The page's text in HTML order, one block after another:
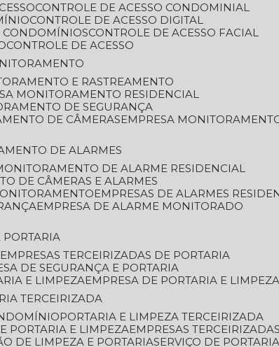
CONTROLE DE ACESSO CONDOMINIAL
CONTROLE DE ACESSO DIGITAL
CONDOMÍNIOS
CONTROLE DE ACESSO FACIAL
CONTROLE DE ACESSO
E RASTREAMENTO
MONITORAMENTO RESIDENCIAL
DE SEGURANÇA
DE CÂMERAS
EMPRESA
DE ALARMES
DE ALARME RESIDENCIAL
DE CÂMERAS E ALARMES
EMPRESAS DE ALARMES
EMPRESA DE ALARME MONITORADO
PORTARIA
EMPRESAS TERCEIRIZADAS DE PORTARIA
DE SEGURANÇA E PORTARIA
E LIMPEZA
EMPRESA DE PORTARIA E LIMPEZA
TERCEIRIZADA
PORTARIA E LIMPEZA TERCEIRIZADA
PORTARIA E LIMPEZA
EMPRESAS
DE LIMPEZA E PORTARIA SERVIÇO DE